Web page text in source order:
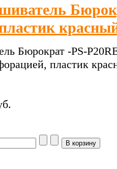
Бюрократ -PS-
пластик